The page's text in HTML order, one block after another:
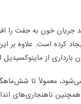
جریان خون به جفت را
کرده است. علاوه بر
بارداری از
معمولاً تا
ناهنجاری‌های